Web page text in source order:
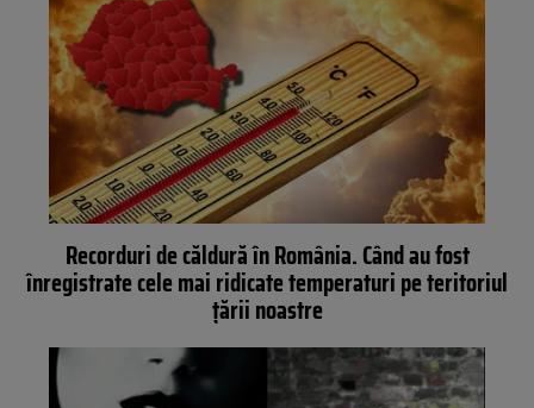
Recorduri de căldură în România. Când au fost
înregistrate cele mai ridicate temperaturi pe teritoriul
țării noastre